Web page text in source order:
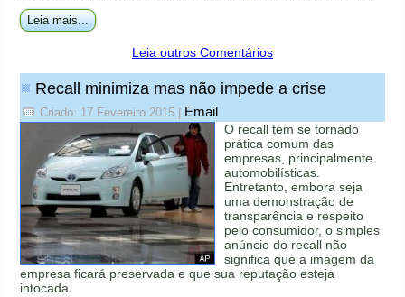
Leia mais...
Leia outros Comentários
Recall minimiza mas não impede a crise
Criado: 17 Fevereiro 2015 Email
O recall tem se tornado
prática comum das
empresas, principalmente
automobilísticas.
Entretanto, embora seja
uma demonstração de
transparência e respeito
pelo consumidor, o simples
anúncio do recall não
significa que a imagem da
empresa ficará preservada e que sua reputação esteja
intocada.